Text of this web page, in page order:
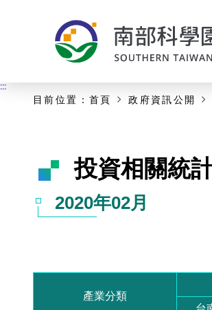
主要內容開始
:::
目前位置： 首頁 政府資訊公開